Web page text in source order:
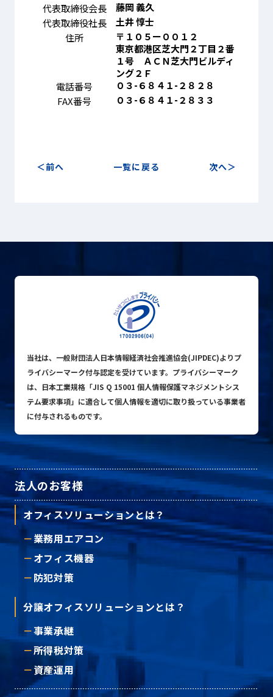
プライバシーポリシー
© ACN Inc.
代表取締役会長
藤岡 義久
代表取締役社長
土井 惇士
住所
〒１０５ー００１２
東京都港区芝大門２丁目２番
１号 ＡＣＮ芝大門ビルディ
ング２Ｆ
電話番号
０３-６８４１-２８２８
FAX番号
０３-６８４１-２８３３
前へ 一覧に戻る 次へ
当社は、一般財団法人日本情報経済社会推進協会(JIPDEC)よりプ
ライバシーマーク付与認定を受けています。プライバシーマーク
は、日本工業規格「JIS Q 15001 個人情報保護マネジメントシス
テム要求事項」に適合して個人情報を適切に取り扱っている事業者
に付与されるものです。
法人のお客様
オフィスソリューションとは？
業務用エアコン
オフィス機器
防犯対策
分譲オフィスソリューションとは？
事業承継
所得税対策
資産運用